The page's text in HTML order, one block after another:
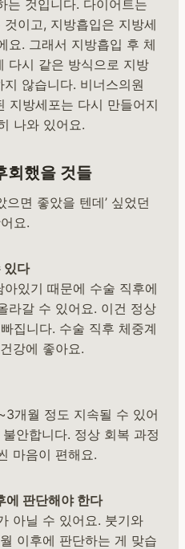
는 것입니다. 다이어트는
이고, 지방흡입은 지방세
요. 그래서 지방흡입 후 체
다시 같은 방식으로 지방
않습니다. 비너스의원
지방세포는 다시 만들어지
나와 있어요.
회했을 것들
으면 좋았을 텐데’ 싶었던
요.
다
있기 때문에 수술 직후에
라갈 수 있어요. 이건 정상
집니다. 수술 직후 체중계
강에 좋아요.
개월 정도 지속될 수 있어
안합니다. 정상 회복 과정
마음이 편해요.
판단해야 한다
아닐 수 있어요. 붓기와
이후에 판단하는 게 맞습